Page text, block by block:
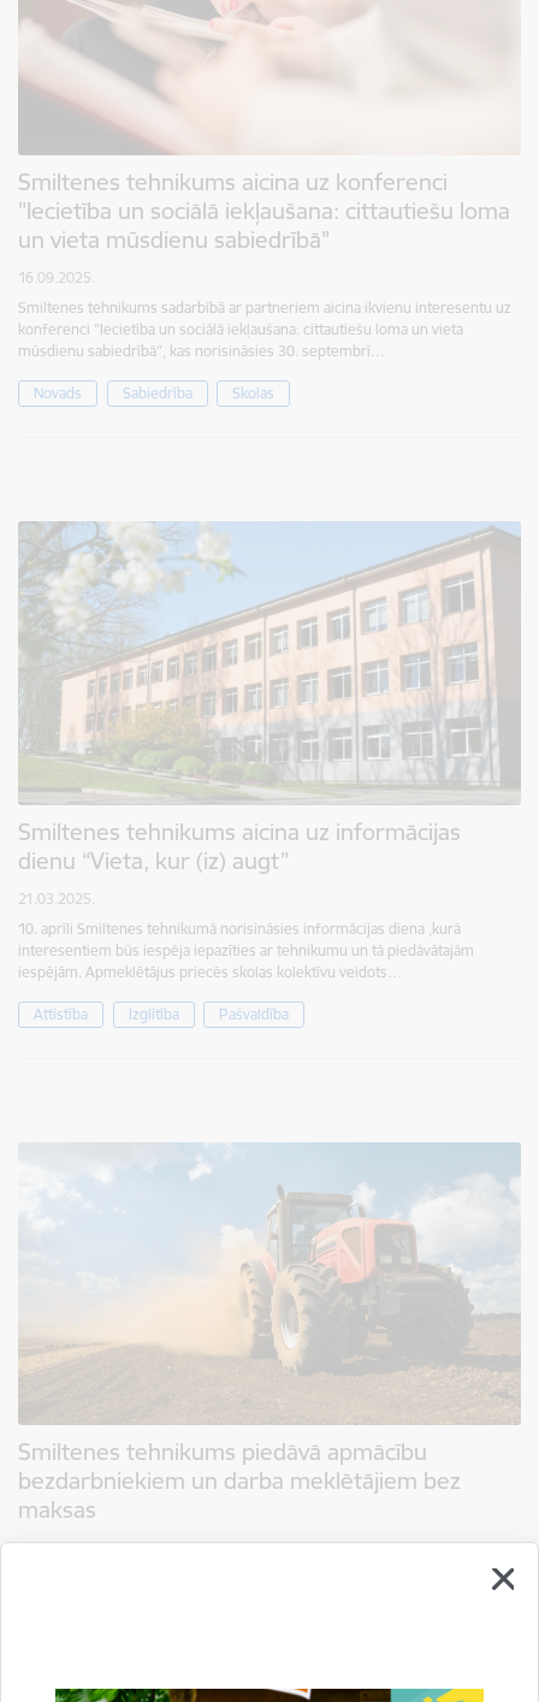
Smiltenes tehnikums aicina uz konferenci
"Iecietība un sociālā iekļaušana: cittautiešu loma
un vieta mūsdienu sabiedrībā"
16.09.2025.
Smiltenes tehnikums sadarbībā ar partneriem aicina ikvienu interesentu uz
konferenci "Iecietība un sociālā iekļaušana: cittautiešu loma un vieta
mūsdienu sabiedrībā", kas norisināsies 30. septembrī…
Novads Sabiedrība Skolas
Smiltenes tehnikums aicina uz informācijas
dienu “Vieta, kur (iz) augt”
21.03.2025.
10. aprīli Smiltenes tehnikumā norisināsies informācijas diena ,kurā
interesentiem būs iespēja iepazīties ar tehnikumu un tā piedāvātajām
iespējām. Apmeklētājus priecēs skolas kolektīvu veidots…
Attīstība Izglītība Pašvaldība
Smiltenes tehnikums piedāvā apmācību
bezdarbniekiem un darba meklētājiem bez
maksas
06.02.2025.